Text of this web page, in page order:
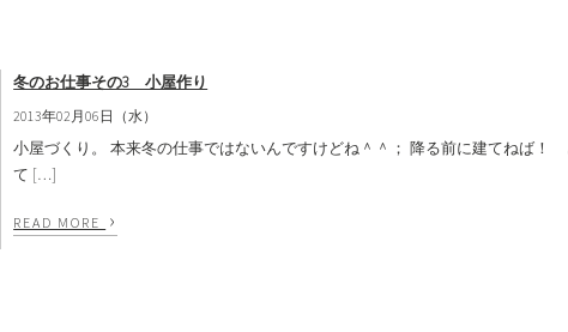
冬のお仕事その3 小屋作り
2013年02月06日（水）
小屋づくり。 本来冬の仕事ではないんですけどね＾＾； 降る前に建てねば！
て […]
READ MORE ›